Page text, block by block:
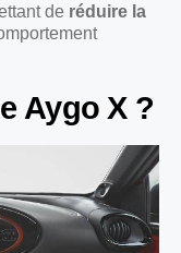
de réduire la
Aygo X ?